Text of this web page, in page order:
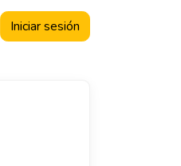
Iniciar sesión